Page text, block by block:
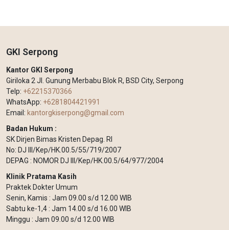
GKI Serpong
Kantor GKI Serpong
Giriloka 2 Jl. Gunung Merbabu Blok R, BSD City, Serpong
Telp: +62215370366
WhatsApp: +6281804421991
Email: kantorgkiserpong@gmail.com
Badan Hukum :
SK Dirjen Bimas Kristen Depag. RI
No: DJ III/Kep/HK.00.5/55/719/2007
DEPAG : NOMOR DJ III/Kep/HK.00.5/64/977/2004
Klinik Pratama Kasih
Praktek Dokter Umum
Senin, Kamis : Jam 09.00 s/d 12.00 WIB
Sabtu ke-1,4 : Jam 14.00 s/d 16.00 WIB
Minggu : Jam 09.00 s/d 12.00 WIB